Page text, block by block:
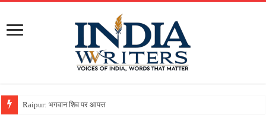
Raipur: भगवान शिव पर आपत्तिजनक टिप्पणी करना पड़ा भारी,